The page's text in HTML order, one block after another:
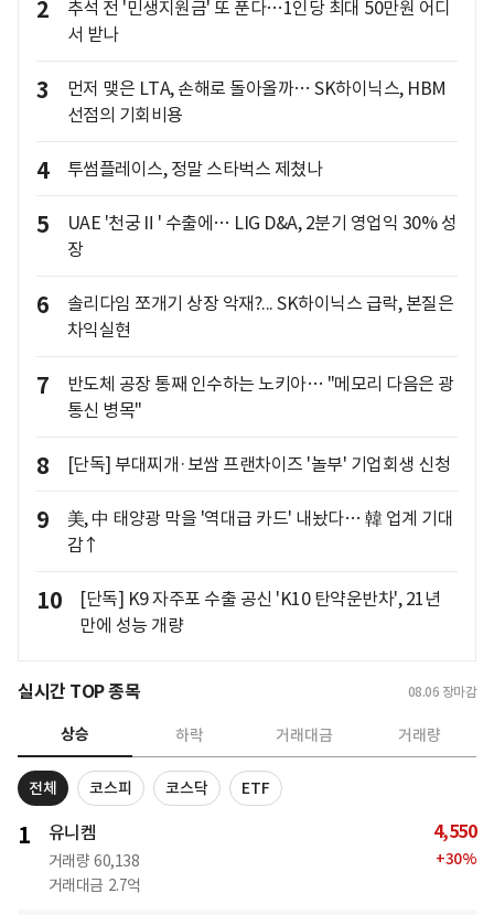
2
추석 전 '민생지원금' 또 푼다…1인당 최대 50만원 어디
서 받나
3
먼저 맺은 LTA, 손해로 돌아올까… SK하이닉스, HBM
선점의 기회비용
4 투썸플레이스, 정말 스타벅스 제쳤나
5
UAE '천궁Ⅱ' 수출에… LIG D&A, 2분기 영업익 30% 성
장
6
솔리다임 쪼개기 상장 악재?... SK하이닉스 급락, 본질은
차익실현
7
반도체 공장 통째 인수하는 노키아… "메모리 다음은 광
통신 병목"
8 [단독] 부대찌개·보쌈 프랜차이즈 '놀부' 기업회생 신청
9
美, 中 태양광 막을 '역대급 카드' 내놨다… 韓 업계 기대
감↑
10
[단독] K9 자주포 수출 공신 'K10 탄약운반차', 21년
만에 성능 개량
실시간 TOP 종목 08.06 장마감
상승 하락 거래대금 거래량
전체 코스피 코스닥 ETF
1 유니켐
거래량 60,138
거래대금 2.7억
4,550
+30%